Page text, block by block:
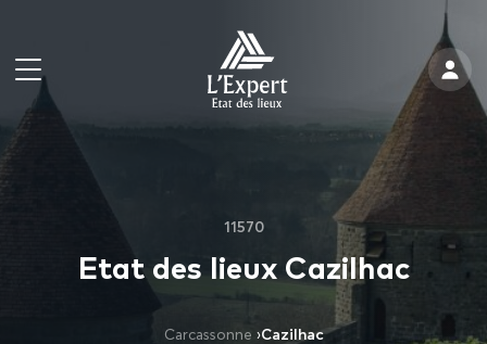
11570
Etat des lieux Cazilhac
Carcassonne ›Cazilhac